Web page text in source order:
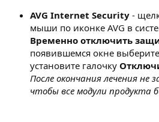
AVG Internet Security -
мыши по иконке AVG в
Временно отключить
появившемся окне выберите
установите галочку
После окончания лечения не
чтобы все модули продукта